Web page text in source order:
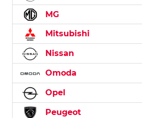
MG
Mitsubishi
Nissan
Omoda
Opel
Peugeot